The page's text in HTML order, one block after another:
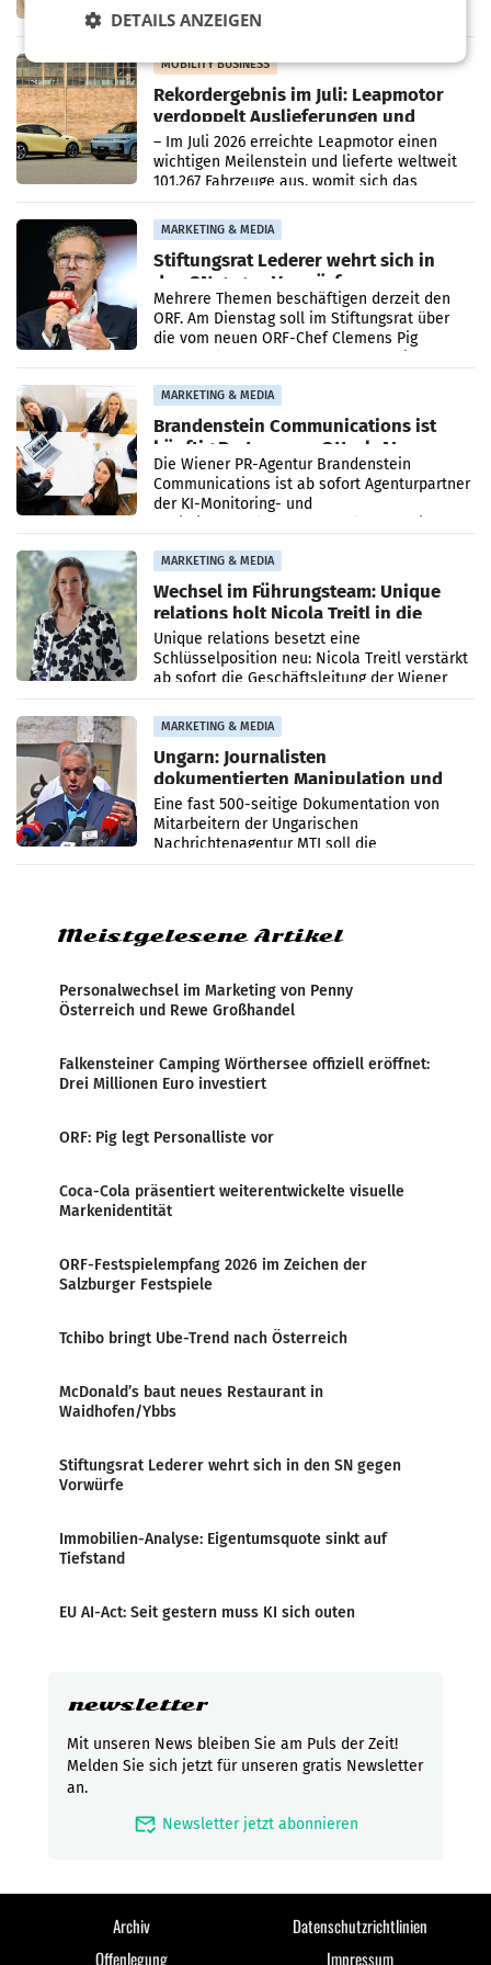
kartellrechtlich freigegeben: Die
Bundeskartellanwalt
MOBILITY BUSINESS
Rekordergebnis im Juli: Leapmotor
verdoppelt Auslieferungen und
überschreitet die 100.000er-Marke
– Im Juli 2026 erreichte Leapmotor einen
wichtigen Meilenstein und lieferte weltweit
101.267 Fahrzeuge aus, womit sich das
Ergebnis gegenüber Juli 2025 mehr als
verdoppelte (+102
MARKETING & MEDIA
Stiftungsrat Lederer wehrt sich in
den SN gegen Vorwürfe
Mehrere Themen beschäftigen derzeit den
ORF. Am Dienstag soll im Stiftungsrat über
die vom neuen ORF-Chef Clemens Pig
MARKETING & MEDIA
Brandenstein Communications ist
künftig Partner von OtterlyAI
Die Wiener PR-Agentur Brandenstein
Communications ist ab sofort Agenturpartner
der KI-Monitoring- und
MARKETING & MEDIA
Wechsel im Führungsteam: Unique
relations holt Nicola Treitl in die
Geschäftsleitung
Unique relations besetzt eine
Schlüsselposition neu: Nicola Treitl verstärkt
ab sofort die Geschäftsleitung der Wiener
PR-Agentur an der Seite von Josef Kalina und
Anna Kalina-Mahr.
MARKETING & MEDIA
Ungarn: Journalisten
dokumentierten Manipulation und
Zensur
Eine fast 500-seitige Dokumentation von
Mitarbeitern der Ungarischen
Nachrichtenagentur MTI soll die
systematische Nachrichten-Manipulation und
Meistgelesene Artikel
Personalwechsel im Marketing von Penny
Österreich und Rewe Großhandel
Falkensteiner Camping Wörthersee offiziell eröffnet:
Drei Millionen Euro investiert
ORF: Pig legt Personalliste vor
Coca-Cola präsentiert weiterentwickelte visuelle
Markenidentität
ORF-Festspielempfang 2026 im Zeichen der
Salzburger Festspiele
Tchibo bringt Ube-Trend nach Österreich
McDonald’s baut neues Restaurant in
Waidhofen/Ybbs
Stiftungsrat Lederer wehrt sich in den SN gegen
Vorwürfe
Immobilien-Analyse: Eigentumsquote sinkt auf
Tiefstand
EU AI-Act: Seit gestern muss KI sich outen
newsletter
Mit unseren News bleiben Sie am Puls der Zeit!
Melden Sie sich jetzt für unseren gratis Newsletter
an.
mark_email_read Newsletter jetzt abonnieren
Archiv
Datenschutzrichtlinien
Offenlegung
Impressum
DETAILS ANZEIGEN